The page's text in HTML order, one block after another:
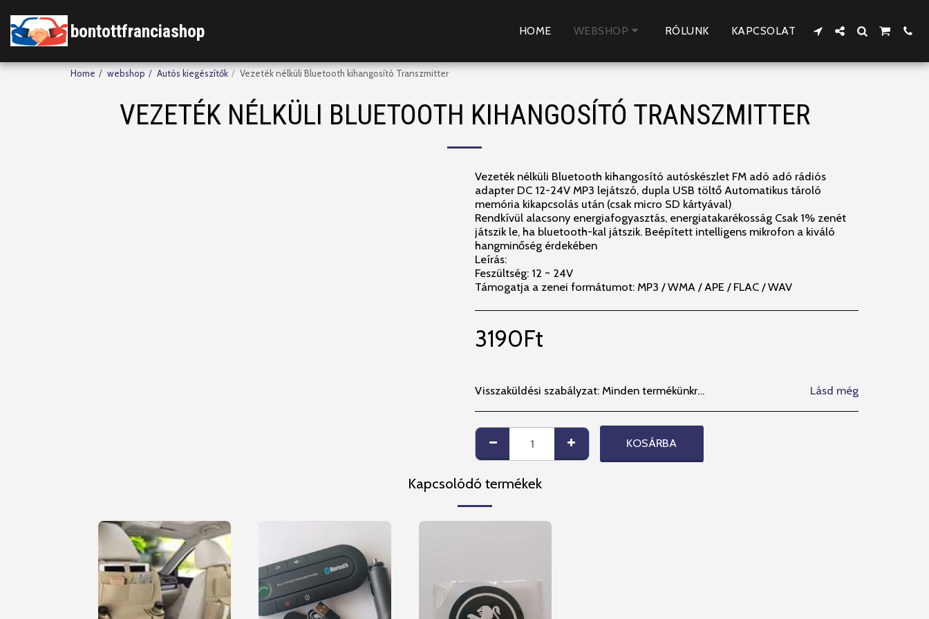
bontottfranciashop HOME WEBSHOP RÓLUNK KAPCSOLAT
Home webshop Autós kiegészítők Vezeték nélküli Bluetooth kihangosító Transzmitter
VEZETÉK NÉLKÜLI BLUETOOTH KIHANGOSÍTÓ TRANSZMITTER
Vezeték nélküli Bluetooth kihangosító autóskészlet FM adó adó rádiós
adapter DC 12-24V MP3 lejátszó, dupla USB töltő Automatikus tároló
memória kikapcsolás után (csak micro SD kártyával)
Rendkívül alacsony energiafogyasztás, energiatakarékosság Csak 1% zenét
játszik le, ha bluetooth-kal játszik. Beépített intelligens mikrofon a kiváló
hangminőség érdekében
Leírás:
Feszültség: 12 ~ 24V
Támogatja a zenei formátumot: MP3 / WMA / APE / FLAC / WAV
3190Ft
Visszaküldési szabályzat: Minden termékünkre 14 napos beszerelési garanciát vállalunk. MPL- visszaküldési lehetőséget kizárjuk, MPL futárszolgálat által visszaküldött csomagot nem veszünk át. Megértésüket Köszönjük! Lásd még
KOSÁRBA
Kapcsolódó termékek